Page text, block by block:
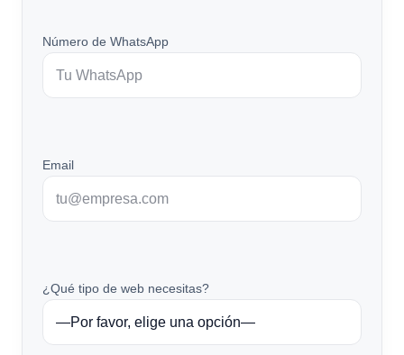
Número de WhatsApp
Email
¿Qué tipo de web necesitas?